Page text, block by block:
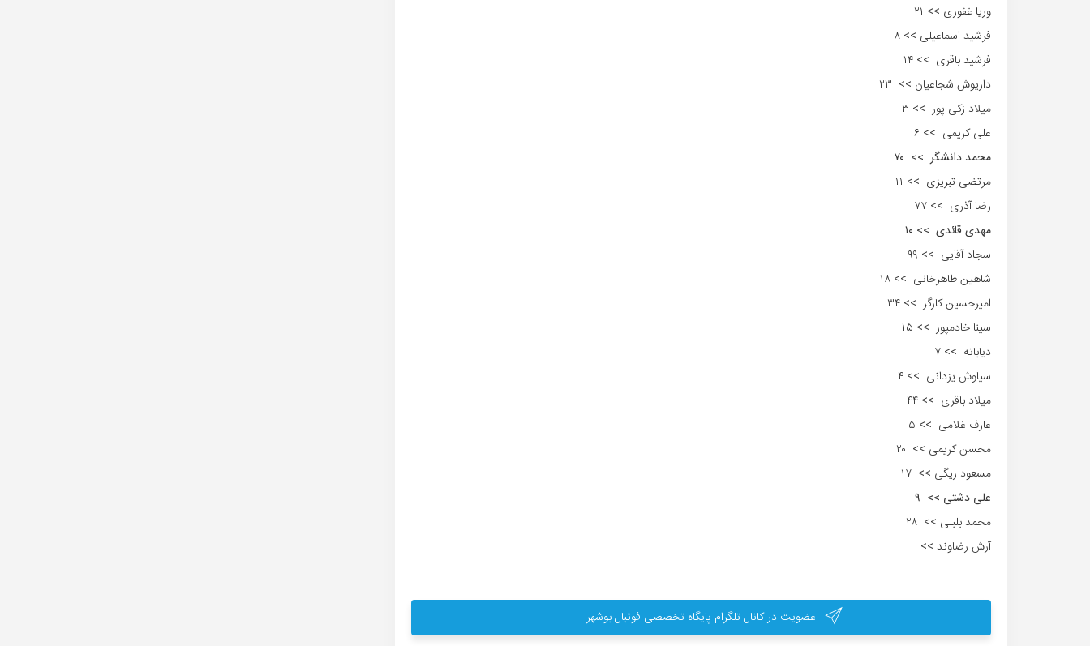
وریا غفوری >> ۲۱
فرشید اسماعیلی >> ۸
فرشید باقری >> ۱۴
داریوش شجاعیان >> ۲۳
میلاد زکی پور >> ۳
علی کریمی >> ۶
محمد دانشگر >> ۷۰
مرتضی تبریزی >> ۱۱
رضا آذری >> ۷۷
مهدی قائدی >> ۱۰
سجاد آقایی >> ۹۹
شاهین طاهرخانی >> ۱۸
امیرحسین کارگر >> ۳۴
سینا خادمپور >> ۱۵
دیاباته >> ۷
سیاوش یزدانی >> ۴
میلاد باقری >> ۴۴
عارف غلامی >> ۵
محسن کریمی >> ۲۰
مسعود ریگی >> ۱۷
علی دشتی >> ۹
محمد بلبلی >> ۲۸
آرش رضاوند >>
عضویت در کانال تلگرام پایگاه تخصصی فوتبال بوشهر